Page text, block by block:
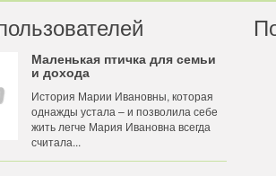
Маленькая птичка для семьи
и дохода
История Марии Ивановны, которая
однажды устала – и позволила себе
жить легче Мария Ивановна всегда
считала...